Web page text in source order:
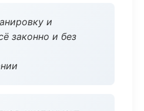
и
законно и без